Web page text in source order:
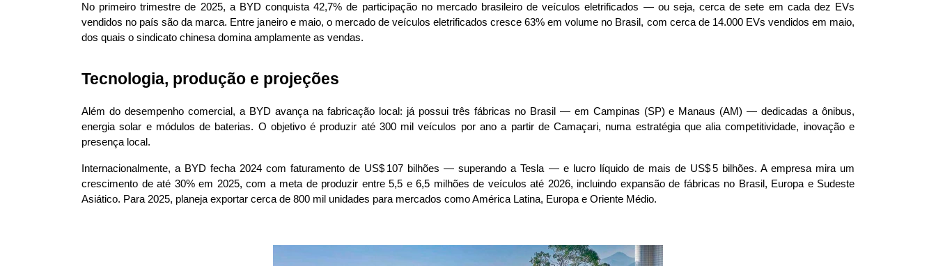
No primeiro trimestre de 2025, a BYD conquista 42,7% de participação no mercado brasileiro de veículos eletrificados — ou seja, cerca de sete em cada dez EVs
vendidos no país são da marca. Entre janeiro e maio, o mercado de veículos eletrificados cresce 63% em volume no Brasil, com cerca de 14.000 EVs vendidos em maio,
dos quais o sindicato chinesa domina amplamente as vendas.
Tecnologia, produção e projeções
Além do desempenho comercial, a BYD avança na fabricação local: já possui três fábricas no Brasil — em Campinas (SP) e Manaus (AM) — dedicadas a ônibus,
energia solar e módulos de baterias. O objetivo é produzir até 300 mil veículos por ano a partir de Camaçari, numa estratégia que alia competitividade, inovação e
presença local.
Internacionalmente, a BYD fecha 2024 com faturamento de US$ 107 bilhões — superando a Tesla — e lucro líquido de mais de US$ 5 bilhões. A empresa mira um
crescimento de até 30% em 2025, com a meta de produzir entre 5,5 e 6,5 milhões de veículos até 2026, incluindo expansão de fábricas no Brasil, Europa e Sudeste
Asiático. Para 2025, planeja exportar cerca de 800 mil unidades para mercados como América Latina, Europa e Oriente Médio.